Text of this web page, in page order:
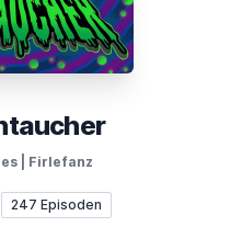
| Firlefanz
247 Episoden